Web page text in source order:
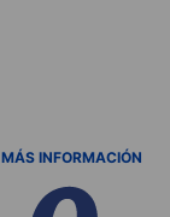
MÁS INFORMACIÓN